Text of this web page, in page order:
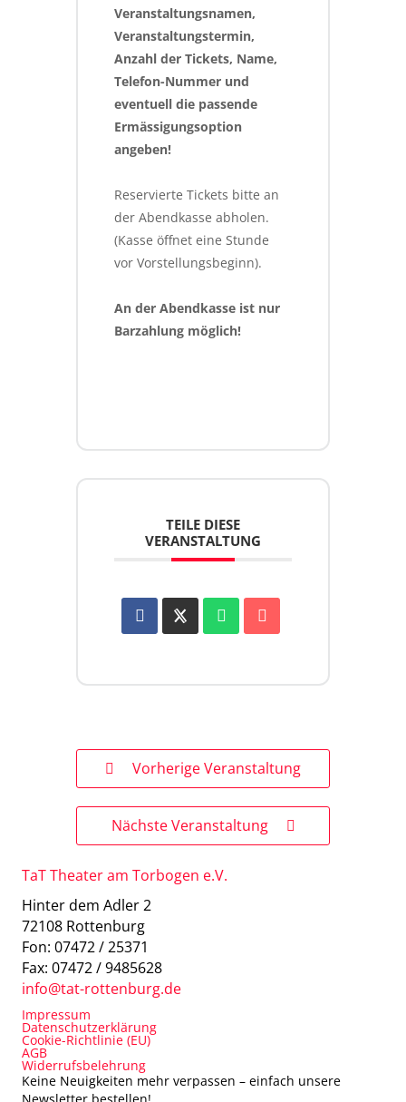
Veranstaltungsnamen,
Veranstaltungstermin,
Anzahl der Tickets, Name,
Telefon-Nummer und
eventuell die passende
Ermässigungsoption
angeben!
Reservierte Tickets bitte an
der Abendkasse abholen.
(Kasse öffnet eine Stunde
vor Vorstellungsbeginn).
An der Abendkasse ist nur
Barzahlung möglich!
TEILE DIESE
VERANSTALTUNG
Vorherige Veranstaltung
Nächste Veranstaltung
TaT Theater am Torbogen e.V.
Hinter dem Adler 2
72108 Rottenburg
Fon: 07472 / 25371
Fax: 07472 / 9485628
info@tat-rottenburg.de
Impressum
Datenschutzerklärung
Cookie-Richtlinie (EU)
AGB
Widerrufsbelehrung
Keine Neuigkeiten mehr verpassen – einfach unsere